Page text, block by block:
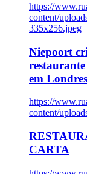
https://
content/
335x256.jpeg
Niepoort
em Londres
https://
content/
CARTA